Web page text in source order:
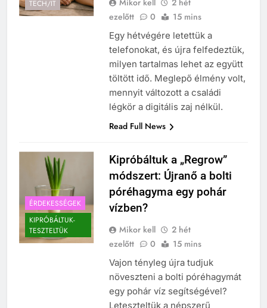
TECH/IT
Mikor kell
2 hét
ezelőtt
0 15 mins
Egy hétvégére letettük a
telefonokat, és újra felfedeztük,
milyen tartalmas lehet az együtt
töltött idő. Meglepő élmény volt,
mennyit változott a családi
légkör a digitális zaj nélkül.
Read Full News
ÉRDEKESSÉGEK
KIPRÓBÁLTUK-
TESZTELTÜK
Kipróbáltuk a „Regrow”
módszert: Újranő a bolti
póréhagyma egy pohár
vízben?
Mikor kell
2 hét
ezelőtt
0 15 mins
Vajon tényleg újra tudjuk
növeszteni a bolti póréhagymát
egy pohár víz segítségével?
Leteszteltük a népszerű